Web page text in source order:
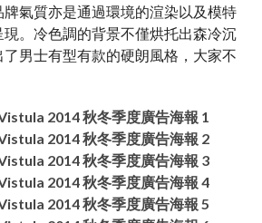
氣質亦是通過環境的渲染以及模特
。冷色調的背景不僅烘托出森冷沉
男士有型有款的硬朗風格，大家不